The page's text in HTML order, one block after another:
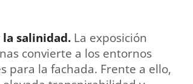
salinidad. La exposición
convierte a los entornos
para la fachada. Frente a ello,